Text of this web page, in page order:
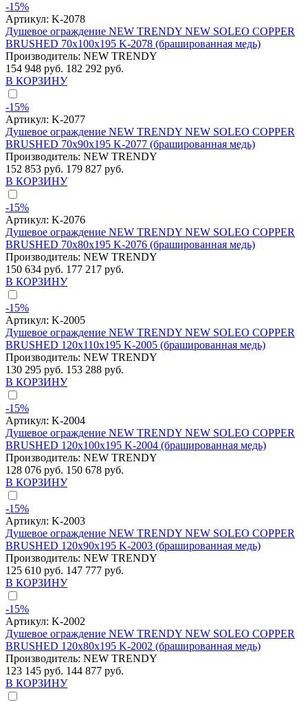
-15%
Артикул: K-2078
Душевое ограждение NEW TRENDY NEW SOLEO COPPER
BRUSHED 70x100x195 K-2078 (брашированная медь)
Производитель: NEW TRENDY
154 948 руб. 182 292 руб.
В КОРЗИНУ
-15%
Артикул: K-2077
Душевое ограждение NEW TRENDY NEW SOLEO COPPER
BRUSHED 70x90x195 K-2077 (брашированная медь)
Производитель: NEW TRENDY
152 853 руб. 179 827 руб.
В КОРЗИНУ
-15%
Артикул: K-2076
Душевое ограждение NEW TRENDY NEW SOLEO COPPER
BRUSHED 70x80x195 K-2076 (брашированная медь)
Производитель: NEW TRENDY
150 634 руб. 177 217 руб.
В КОРЗИНУ
-15%
Артикул: K-2005
Душевое ограждение NEW TRENDY NEW SOLEO COPPER
BRUSHED 120x110x195 K-2005 (брашированная медь)
Производитель: NEW TRENDY
130 295 руб. 153 288 руб.
В КОРЗИНУ
-15%
Артикул: K-2004
Душевое ограждение NEW TRENDY NEW SOLEO COPPER
BRUSHED 120x100x195 K-2004 (брашированная медь)
Производитель: NEW TRENDY
128 076 руб. 150 678 руб.
В КОРЗИНУ
-15%
Артикул: K-2003
Душевое ограждение NEW TRENDY NEW SOLEO COPPER
BRUSHED 120x90x195 K-2003 (брашированная медь)
Производитель: NEW TRENDY
125 610 руб. 147 777 руб.
В КОРЗИНУ
-15%
Артикул: K-2002
Душевое ограждение NEW TRENDY NEW SOLEO COPPER
BRUSHED 120x80x195 K-2002 (брашированная медь)
Производитель: NEW TRENDY
123 145 руб. 144 877 руб.
В КОРЗИНУ